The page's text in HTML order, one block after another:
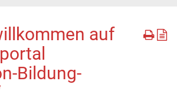
auf
Bildung-